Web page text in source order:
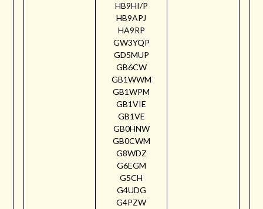
HB9HI/P
HB9APJ
HA9RP
GW3YQP
GD5MUP
GB6CW
GB1WWM
GB1WPM
GB1VIE
GB1VE
GB0HNW
GB0CWM
G8WDZ
G6EGM
G5CH
G4UDG
G4PZW